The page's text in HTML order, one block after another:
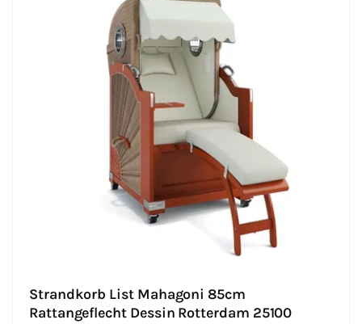
Strandkorb List Mahagoni 85cm
Rattangeflecht Dessin Rotterdam 25100